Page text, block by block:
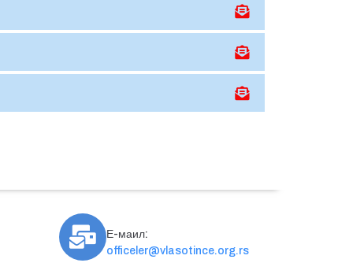
Е-маил:
officeler@vlasotince.org.rs